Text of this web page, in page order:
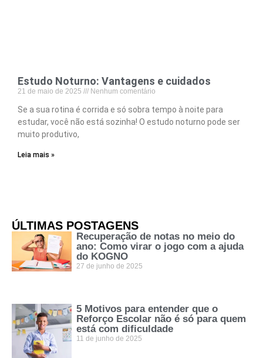
Estudo Noturno: Vantagens e cuidados
21 de maio de 2025 Nenhum comentário
Se a sua rotina é corrida e só sobra tempo à noite para
estudar, você não está sozinha! O estudo noturno pode ser
muito produtivo,
Leia mais »
ÚLTIMAS POSTAGENS
Recuperação de notas no meio do
ano: Como virar o jogo com a ajuda
do KOGNO
27 de junho de 2025
5 Motivos para entender que o
Reforço Escolar não é só para quem
está com dificuldade
11 de junho de 2025